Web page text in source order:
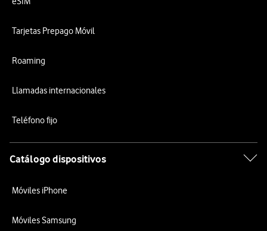
Tarjetas Prepago Móvil
Roaming
Llamadas internacionales
Teléfono fijo
Catálogo dispositivos
Móviles iPhone
Móviles Samsung